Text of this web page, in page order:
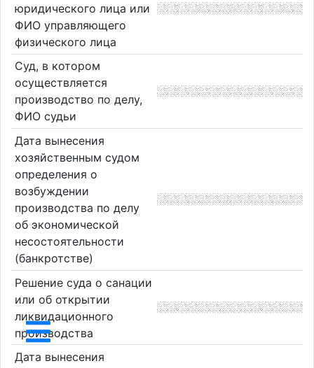
юридического лица или
ФИО управляющего
физического лица
Суд, в котором
осуществляется
производство по делу,
ФИО судьи
Дата вынесения
хозяйственным судом
определения о
возбуждении
производства по делу
об экономической
несостоятельности
(банкротстве)
Решение суда о санации
или об открытии
ликвидационного
производства
Дата вынесения